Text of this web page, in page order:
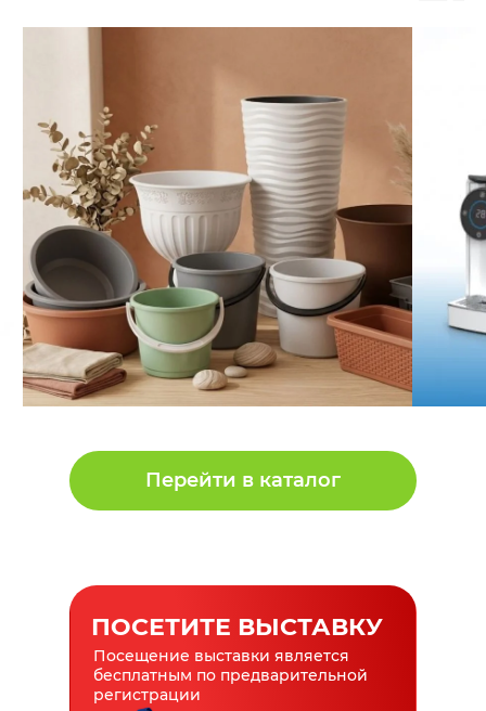
Перейти в каталог
ПОСЕТИТЕ ВЫСТАВКУ
Посещение выставки является
бесплатным по предварительной
регистрации